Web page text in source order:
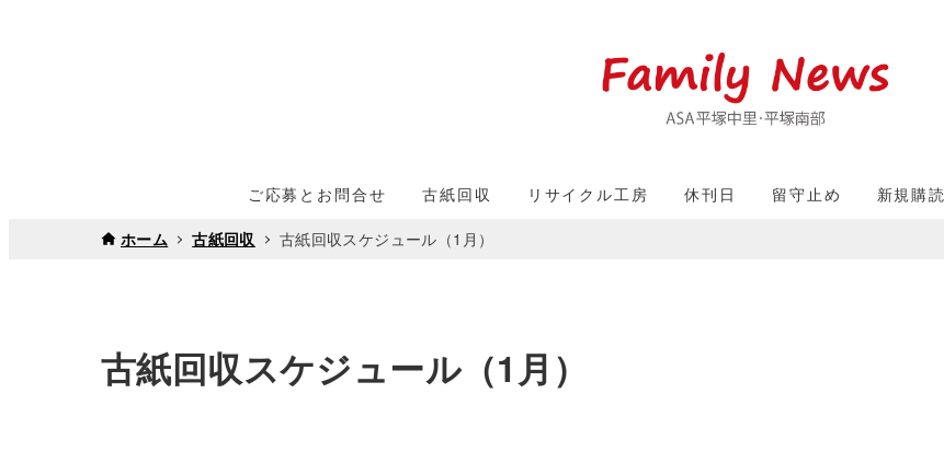
ご応募とお問合せ 古紙回収 リサイクル工房 休刊日 留守止め 新規購読
ホーム 古紙回収 古紙回収スケジュール（1月）
古紙回収スケジュール（1月）